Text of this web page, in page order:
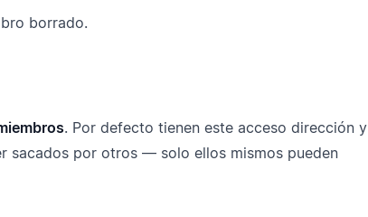
borrado.
. Por defecto tienen este acceso dirección y
sacados por otros — solo ellos mismos pueden